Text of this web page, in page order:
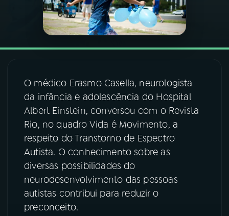
PODCASTS
ÚLTIMAS
08 FESTIVAL DE MÚSICA
ACOMPANHE A RÁDIO NACIONAL
YouTube Facebook
Instagram
O médico Erasmo Casella, neurologista
da infância e adolescência do Hospital
Albert Einstein, conversou com o Revista
Rio, no quadro Vida é Movimento, a
respeito do Transtorno de Espectro
Autista. O conhecimento sobre as
diversas possibilidades do
neurodesenvolvimento das pessoas
autistas contribui para reduzir o
preconceito.